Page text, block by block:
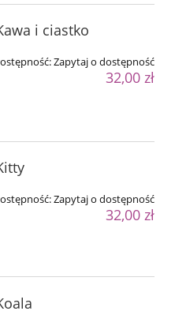
i ciastko
Zapytaj o dostępność
32,00 zł
Zapytaj o dostępność
32,00 zł